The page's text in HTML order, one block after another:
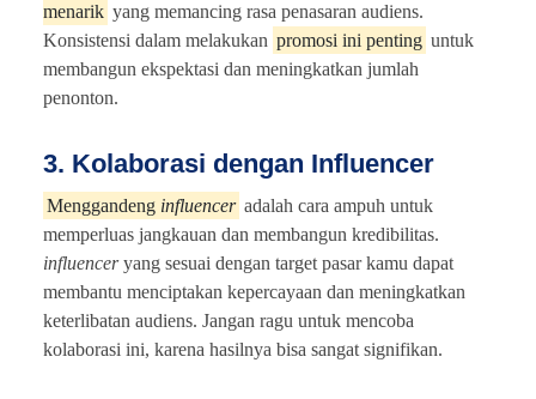
menarik yang memancing rasa penasaran audiens.
Konsistensi dalam melakukan promosi ini penting untuk
membangun ekspektasi dan meningkatkan jumlah
penonton.
3. Kolaborasi dengan Influencer
Menggandeng influencer adalah cara ampuh untuk
memperluas jangkauan dan membangun kredibilitas.
influenceryang sesuai dengan target pasar kamu dapat
membantu menciptakan kepercayaan dan meningkatkan
keterlibatan audiens. Jangan ragu untuk mencoba
kolaborasi ini, karena hasilnya bisa sangat signifikan.